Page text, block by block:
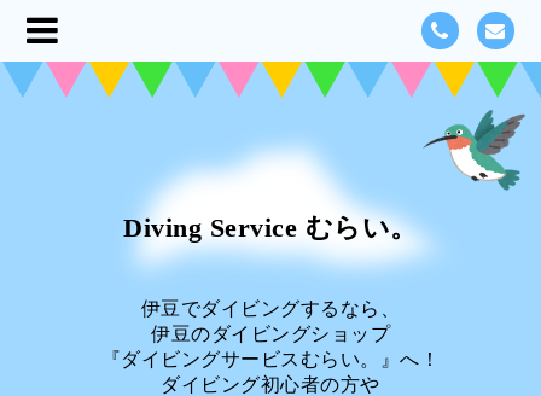
Diving Service むらい。
伊豆でダイビングするなら、
伊豆のダイビングショップ
『ダイビングサービスむらい。』へ！
ダイビング初心者の方や